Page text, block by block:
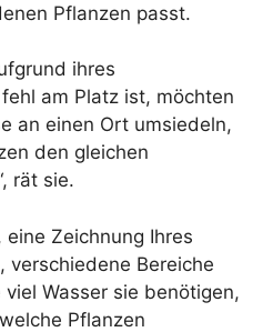
Pflanzen passt.
ihres
am Platz ist, möchten
an einen Ort umsiedeln,
den gleichen
rät sie.
Zeichnung Ihres
verschiedene Bereiche
Wasser sie benötigen,
Pflanzen